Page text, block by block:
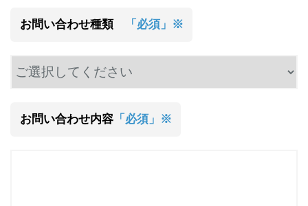
お問い合わせ種類 「必須」※
お問い合わせ内容「必須」※